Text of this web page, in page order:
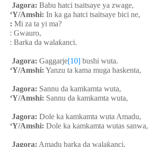
Jagora: Babu hatci tsaitsaye ya zwage,
‘Y/Amshi: In ka ga hatci tsaitsaye bici ne,
: Mi za ta yi ma?
: Gwauro,
: Barka da walaƙanci.
Jagora: Gaggarje[10] bushi wuta.
‘Y/Amshi: Yanzu ta kama muga haskenta,
Jagora: Sannu da kamkamta wuta,
‘Y/Amshi: Sannu da kamkamta wuta,
Jagora: Dole ka kamkamta wuta Amadu,
‘Y/Amshi: Dole ka kamkamta wutas sanwa,
Jagora: Amadu barka da walaƙanci,